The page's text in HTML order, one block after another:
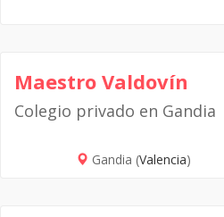
Maestro Valdovín
Colegio privado en Gandia
Gandia (Valencia)